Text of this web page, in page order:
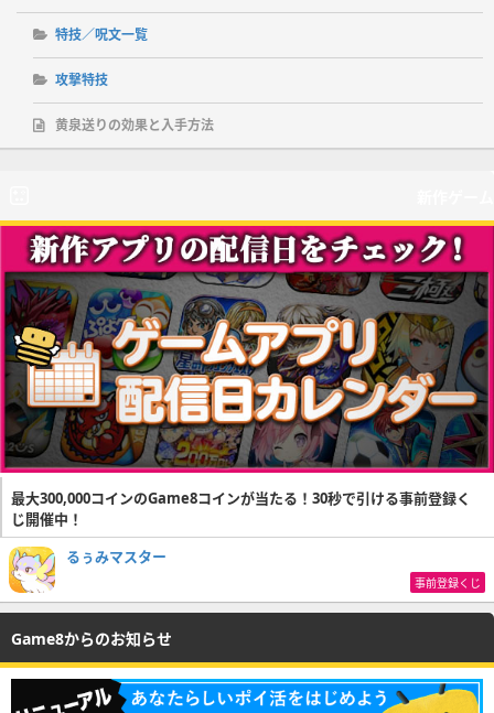
特技／呪文一覧
攻撃特技
黄泉送りの効果と入手方法
最大300,000コインのGame8コインが当たる！30秒で引ける事前登録く
じ開催中！
るぅみマスター
事前登録くじ
Game8からのお知らせ